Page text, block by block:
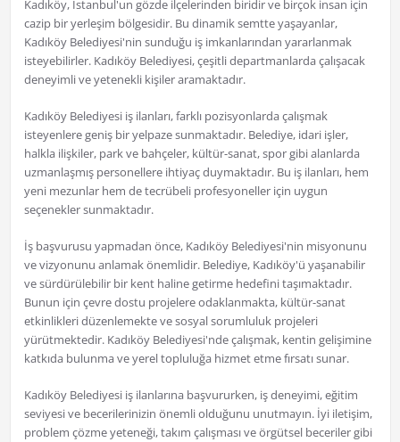
Kadıköy, İstanbul'un gözde ilçelerinden biridir ve birçok insan için
cazip bir yerleşim bölgesidir. Bu dinamik semtte yaşayanlar,
Kadıköy Belediyesi'nin sunduğu iş imkanlarından yararlanmak
isteyebilirler. Kadıköy Belediyesi, çeşitli departmanlarda çalışacak
deneyimli ve yetenekli kişiler aramaktadır.
Kadıköy Belediyesi iş ilanları, farklı pozisyonlarda çalışmak
isteyenlere geniş bir yelpaze sunmaktadır. Belediye, idari işler,
halkla ilişkiler, park ve bahçeler, kültür-sanat, spor gibi alanlarda
uzmanlaşmış personellere ihtiyaç duymaktadır. Bu iş ilanları, hem
yeni mezunlar hem de tecrübeli profesyoneller için uygun
seçenekler sunmaktadır.
İş başvurusu yapmadan önce, Kadıköy Belediyesi'nin misyonunu
ve vizyonunu anlamak önemlidir. Belediye, Kadıköy'ü yaşanabilir
ve sürdürülebilir bir kent haline getirme hedefini taşımaktadır.
Bunun için çevre dostu projelere odaklanmakta, kültür-sanat
etkinlikleri düzenlemekte ve sosyal sorumluluk projeleri
yürütmektedir. Kadıköy Belediyesi'nde çalışmak, kentin gelişimine
katkıda bulunma ve yerel topluluğa hizmet etme fırsatı sunar.
Kadıköy Belediyesi iş ilanlarına başvururken, iş deneyimi, eğitim
seviyesi ve becerilerinizin önemli olduğunu unutmayın. İyi iletişim,
problem çözme yeteneği, takım çalışması ve örgütsel beceriler gibi